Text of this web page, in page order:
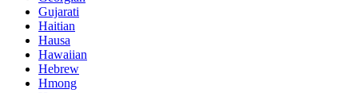
Gujarati
Haitian
Hausa
Hawaiian
Hebrew
Hmong